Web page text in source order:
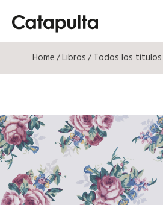
Home/Libros/Todos los títulos